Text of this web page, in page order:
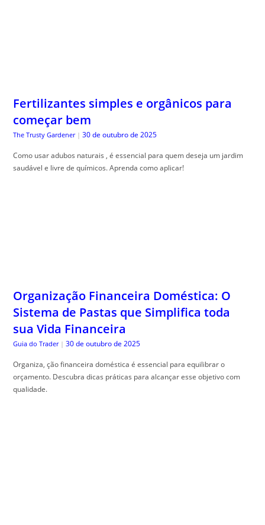
Fertilizantes simples e orgânicos para
começar bem
The Trusty Gardener | 30 de outubro de 2025
Como usar adubos naturais , é essencial para quem deseja um jardim
saudável e livre de químicos. Aprenda como aplicar!
Organização Financeira Doméstica: O
Sistema de Pastas que Simplifica toda
sua Vida Financeira
Guia do Trader | 30 de outubro de 2025
Organiza, ção financeira doméstica é essencial para equilibrar o
orçamento. Descubra dicas práticas para alcançar esse objetivo com
qualidade.